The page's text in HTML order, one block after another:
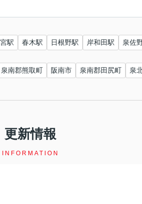
駅 春木駅 日根野駅 岸和田駅 泉佐
泉南郡熊取町 阪南市 泉南郡田尻町 泉
更新情報
INFORMATION